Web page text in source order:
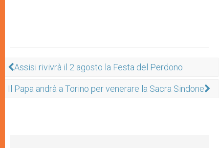
Assisi rivivrà il 2 agosto la Festa del Perdono
Il Papa andrà a Torino per venerare la Sacra Sindone